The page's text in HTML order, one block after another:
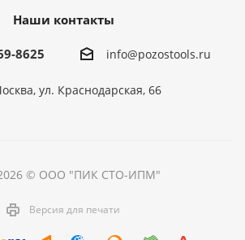
Наши контакты
8625 info@pozostools.ru
ул. Краснодарская, 66
© ООО "ПИК СТО-ИПМ"
Версия для печати